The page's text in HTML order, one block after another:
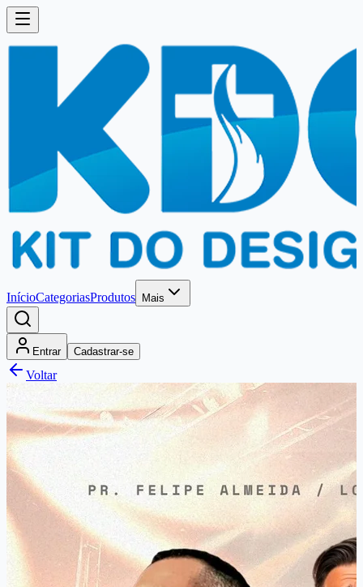
InícioCategoriasProdutos Mais
Entrar Cadastrar-se
Voltar